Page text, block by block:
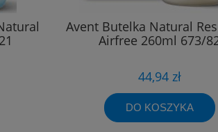
Avent Butelka Natural
Airfree 260ml 673/
44,94 zł
DO KOSZYKA